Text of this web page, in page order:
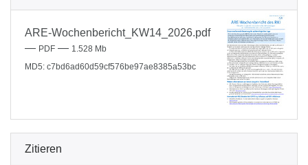
ARE-Wochenbericht_KW14_2026.pdf
— PDF — 1.528 Mb
MD5: c7bd6ad60d59cf576be97ae8385a53bc
Zitieren